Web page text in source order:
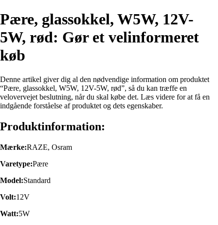
Pære, glassokkel, W5W, 12V-
5W, rød: Gør et velinformeret
køb
Denne artikel giver dig al den nødvendige information om produktet
“Pære, glassokkel, W5W, 12V-5W, rød”, så du kan træffe en
velovervejet beslutning, når du skal købe det. Læs videre for at få en
indgående forståelse af produktet og dets egenskaber.
Produktinformation:
Mærke:RAZE, Osram
Varetype:Pære
Model:Standard
Volt:12V
Watt:5W